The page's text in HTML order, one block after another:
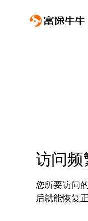
访问频
您所要访问
后就能恢复